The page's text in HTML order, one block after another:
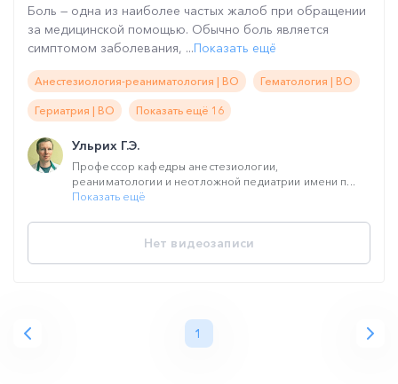
Боль — одна из наиболее частых жалоб при обращении
за медицинской помощью. Обычно боль является
симптомом заболевания, ...Показать ещё
Анестезиология-реаниматология | ВО Гематология | ВО
Гериатрия | ВО Показать ещё 16
Ульрих Г.Э.
Профессор кафедры анестезиологии,
реаниматологии и неотложной педиатрии имени п...
Показать ещё
Нет видеозаписи
1